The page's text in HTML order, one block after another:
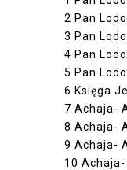
2 Pan
3 Pan
4 Pan
5 Pan
6 Księga
7 Achaja-
8 Achaja-
9 Achaja-
10